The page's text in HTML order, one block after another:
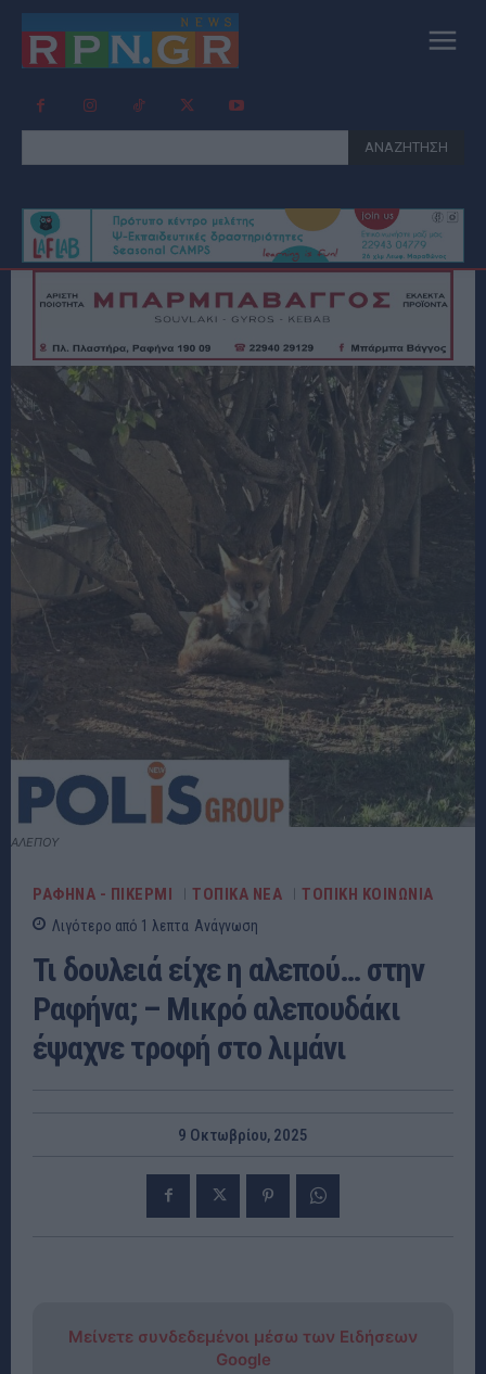
ΑΝΑΖΗΤΗΣΗ
ΑΛΕΠΟΥ
ΡΑΦΗΝΑ - ΠΙΚΕΡΜΙ ΤΟΠΙΚΑ ΝΕΑ ΤΟΠΙΚΗ ΚΟΙΝΩΝΙΑ
Λιγότερο από 1 λεπτα Ανάγνωση
Τι δουλειά είχε η αλεπού… στην
Ραφήνα; – Μικρό αλεπουδάκι
έψαχνε τροφή στο λιμάνι
9 Οκτωβρίου, 2025
Μείνετε συνδεδεμένοι μέσω των Ειδήσεων
Google